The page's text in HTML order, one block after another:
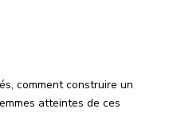
comment construire un
atteintes de ces